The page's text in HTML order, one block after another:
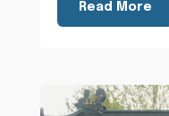
Read More